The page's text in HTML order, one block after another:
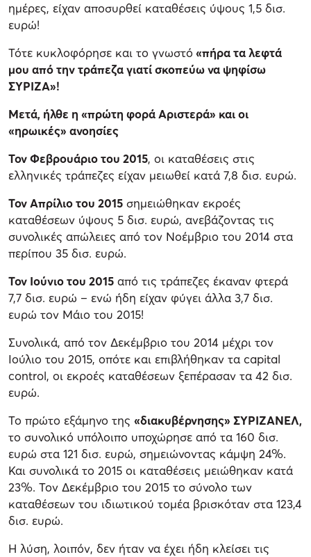
ημέρες, είχαν αποσυρθεί καταθέσεις ύψους 1,5 δισ.
ευρώ!
Τότε κυκλοφόρησε και το γνωστό «πήρα τα λεφτά
μου από την τράπεζα γιατί σκοπεύω να ψηφίσω
ΣΥΡΙΖΑ»!
Μετά, ήλθε η «πρώτη φορά Αριστερά» και οι
«ηρωικές» ανοησίες
Τον Φεβρουάριο του 2015, οι καταθέσεις στις
ελληνικές τράπεζες είχαν μειωθεί κατά 7,8 δισ. ευρώ.
Τον Απρίλιο του 2015 σημειώθηκαν εκροές
καταθέσεων ύψους 5 δισ. ευρώ, ανεβάζοντας τις
συνολικές απώλειες από τον Νοέμβριο του 2014 στα
περίπου 35 δισ. ευρώ.
Τον Ιούνιο του 2015 από τις τράπεζες έκαναν φτερά
7,7 δισ. ευρώ – ενώ ήδη είχαν φύγει άλλα 3,7 δισ.
ευρώ τον Μάιο του 2015!
Συνολικά, από τον Δεκέμβριο του 2014 μέχρι τον
Ιούλιο του 2015, οπότε και επιβλήθηκαν τα capital
control, οι εκροές καταθέσεων ξεπέρασαν τα 42 δισ.
ευρώ.
Το πρώτο εξάμηνο της «διακυβέρνησης» ΣΥΡΙΖΑΝΕΛ,
το συνολικό υπόλοιπο υποχώρησε από τα 160 δισ.
ευρώ στα 121 δισ. ευρώ, σημειώνοντας κάμψη 24%.
Και συνολικά το 2015 οι καταθέσεις μειώθηκαν κατά
23%. Τον Δεκέμβριο του 2015 το σύνολο των
καταθέσεων του ιδιωτικού τομέα βρισκόταν στα 123,4
δισ. ευρώ.
Η λύση, λοιπόν, δεν ήταν να έχει ήδη κλείσει τις